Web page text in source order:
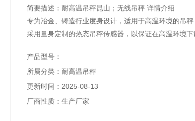
简要描述：耐高温吊秤昆山；无线吊秤 详情介绍
专为冶金、铸造行业度身设计，适用于高温环境的吊秤
采用量身定制的热态吊秤传感器，以保证在高温环境
产品型号：
所属分类：耐高温吊秤
更新时间：2025-08-13
厂商性质：生产厂家